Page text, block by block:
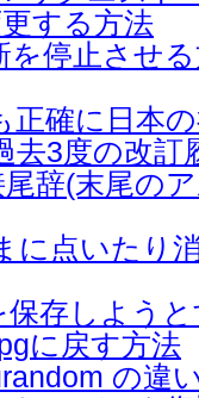
する方法
停止させ
確に日本
去3度の改訂
辞(末尾の
に点いたり
存しよう
に戻す方法
の違